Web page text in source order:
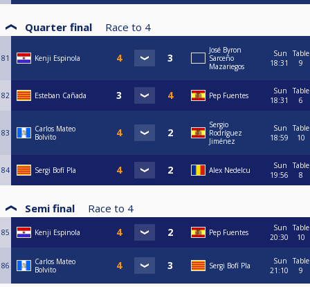
Quarter final Race to 4
81 Kenji Espinola
José Byron
Sarceño
Mazariegos
Sun
18:31
Table
9
82 Esteban Cañada Pep Fuentes
Sun
18:31
Table
6
83
Carlos Mateo
Bolvito
Sergio
Rodríguez
Jiménez
Sun
18:59
Table
10
84 Sergi Bofí Pla Alex Nedelcu
Sun
19:56
Table
8
Semi final Race to 4
85 Kenji Espinola Pep Fuentes
Sun
20:30
Table
10
86
Carlos Mateo
Bolvito
Sergi Bofí Pla
Sun
21:10
Table
9